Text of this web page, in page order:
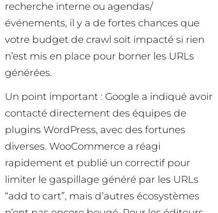
recherche interne ou agendas/
événements, il y a de fortes chances que
votre budget de crawl soit impacté si rien
n’est mis en place pour borner les URLs
générées.
Un point important : Google a indiqué avoir
contacté directement des équipes de
plugins WordPress, avec des fortunes
diverses. WooCommerce a réagi
rapidement et publié un correctif pour
limiter le gaspillage généré par les URLs
“add to cart”, mais d’autres écosystèmes